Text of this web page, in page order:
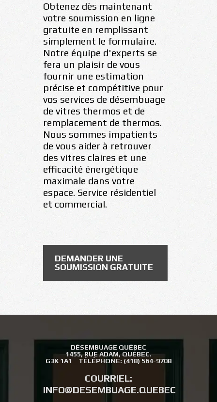
Obtenez dès maintenant
votre soumission en ligne
gratuite en remplissant
simplement le formulaire.
Notre équipe d'experts se
fera un plaisir de vous
fournir une estimation
précise et compétitive pour
vos services de désembuage
de vitres thermos et de
remplacement de thermos.
Nous sommes impatients
de vous aider à retrouver
des vitres claires et une
efficacité énergétique
maximale dans votre
espace. Service résidentiel
et commercial.
DEMANDER UNE
SOUMISSION GRATUITE
DÉSEMBUAGE QUÉBEC
1455, RUE ADAM, QUÉBEC.
G3K 1A1
TÉLÉPHONE: (418) 564-9708
COURRIEL:
INFO@DESEMBUAGE.QUEBEC